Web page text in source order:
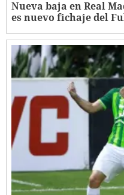
Nueva baja en Real
es nuevo fichaje del